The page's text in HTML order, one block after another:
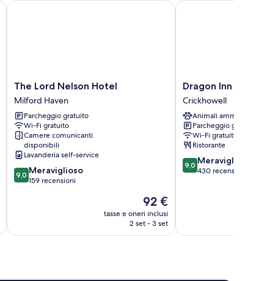
The
Lord
Nelson
Hotel
Milford
Haven
The Lord Nelson Hotel
Milford Haven
Parcheggio gratuito
Wi-Fi gratuito
Camere comunicanti
disponibili
Lavanderia self-service
9.0
su
9,0 Meraviglioso
159 recensioni
Il
prezzo
attuale
92 €
tasse e oneri inclusi
2 set - 3 set
The Lord Nelson Hotel
Dragon
Inn
Crickhowell
Crickhowell
Dragon Inn
Crickhowell
Animali ammessi
Parcheggio gratuito
Wi-Fi gratuito
Ristorante
9.0
su
9,0 Meraviglioso
430 recensioni
Dragon Inn Crickhowell